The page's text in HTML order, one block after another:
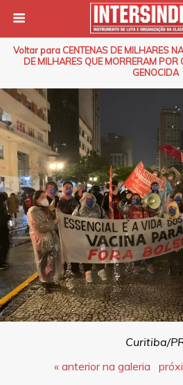
Voltar para CENTENAS DE MILHARES
DE MILHARES QUE MORRERAM POR
GENOCIDA
Curitiba/
« anterior na galeria